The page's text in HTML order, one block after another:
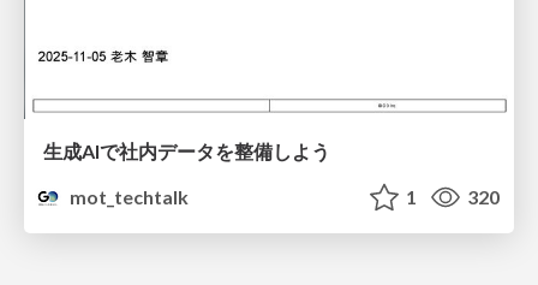
生成AIで社内データを整備しよう
mot_techtalk
1 320